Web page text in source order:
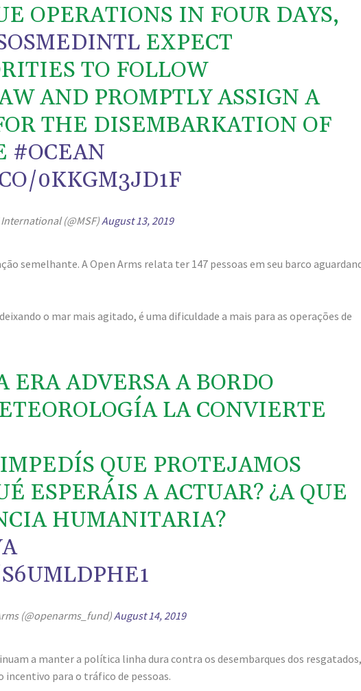
OPERATIONS IN FOUR DAYS,
EXPECT
TO FOLLOW
AND PROMPTLY ASSIGN A
THE DISEMBARKATION OF
#OCEAN
0KKGM3JD1F
(@MSF) August 13, 2019
semelhante. A Open Arms relata ter 147 pessoas em seu barco
o mar mais agitado, é uma dificuldade a mais para as operações de
ERA ADVERSA A BORDO
LA CONVIERTE
QUE PROTEJAMOS
ESPERÁIS A ACTUAR? ¿A QUE
HUMANITARIA?
(@openarms_fund) August 14, 2019
a manter a política linha dura contra os desembarques dos resgatados,
incentivo para o tráfico de pessoas.